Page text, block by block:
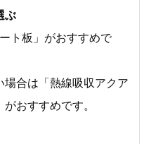
ぶ
ト板」がおすすめで
場合は「熱線吸収アクア
おすすめです。